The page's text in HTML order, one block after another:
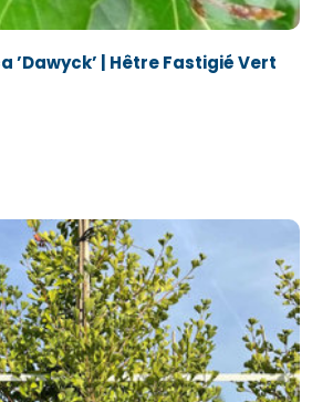
’Dawyck’ | Hêtre Fastigié Vert